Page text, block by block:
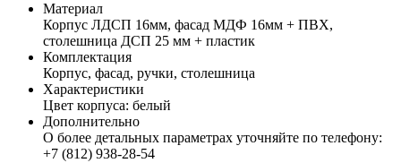
Материал
Корпус ЛДСП 16мм, фасад МДФ 16мм + ПВХ,
столешница ДСП 25 мм + пластик
Комплектация
Корпус, фасад, ручки, столешница
Характеристики
Цвет корпуса: белый
Дополнительно
О более детальных параметрах уточняйте по телефону:
+7 (812) 938-28-54